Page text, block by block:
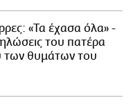
«Τα έχασα όλα» -
του πατέρα
των θυμάτων του